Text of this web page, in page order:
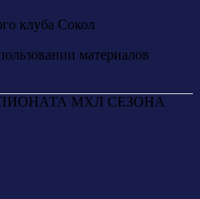
клуба Сокол
материалов
МХЛ СЕЗОНА